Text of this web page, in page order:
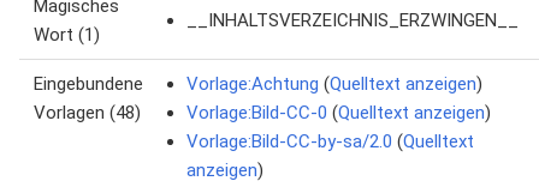
Magisches
Wort (1)
__INHALTSVERZEICHNIS_ERZWINGEN__
Eingebundene
Vorlagen (48)
Vorlage:Achtung (Quelltext anzeigen)
Vorlage:Bild-CC-0 (Quelltext anzeigen)
Vorlage:Bild-CC-by-sa/2.0 (Quelltext
anzeigen)